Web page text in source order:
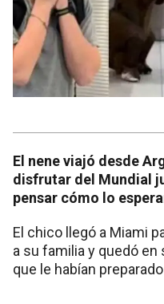
El nene viajó desde
disfrutar del Mundial
pensar cómo lo
El chico llegó a Miami
a su familia y quedó en
que le habían